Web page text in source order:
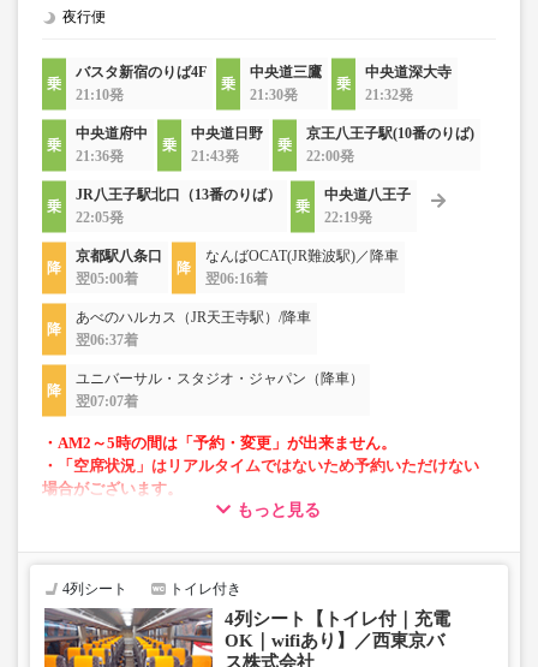
夜行便
バスタ新宿のりば4F
21:10発
中央道三鷹
21:30発
中央道深大寺
21:32発
中央道府中
21:36発
中央道日野
21:43発
京王八王子駅(10番のりば)
22:00発
JR八王子駅北口（13番のりば）
22:05発
中央道八王子
22:19発
京都駅八条口
翌05:00着
なんばOCAT(JR難波駅)／降車
翌06:16着
あべのハルカス（JR天王寺駅）/降車
翌06:37着
ユニバーサル・スタジオ・ジャパン（降車）
翌07:07着
・AM2～5時の間は「予約・変更」が出来ません。
・「空席状況」はリアルタイムではないため予約いただけない
場合がございます。
・車両は予告なく変更となる場合がございます。これに伴い、
じめご了承ください。
もっと見る
4列シート トイレ付き
4列シート【トイレ付｜充電
OK｜wifiあり】／西東京バ
ス株式会社